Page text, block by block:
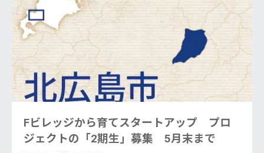
Fビレッジから育てスタートアップ プロ
ジェクトの「2期生」募集 5月末まで